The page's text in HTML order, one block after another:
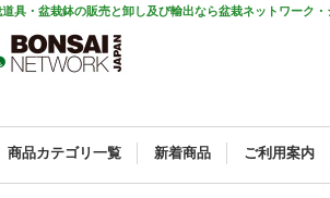
具・盆栽鉢の販売と卸し及び輸出なら盆栽ネットワーク・
商品カテゴリ一覧 新着商品 ご利用案内